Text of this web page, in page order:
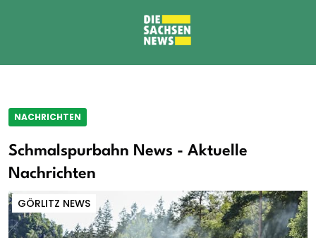
NACHRICHTEN
Schmalspurbahn News - Aktuelle
Nachrichten
GÖRLITZ NEWS